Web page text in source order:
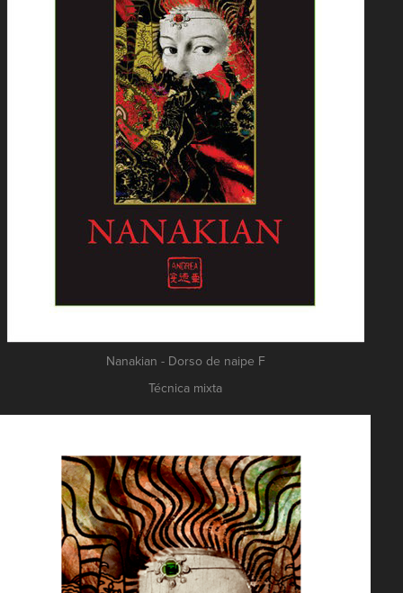
Nanakian - Dorso de naipe F
Técnica mixta